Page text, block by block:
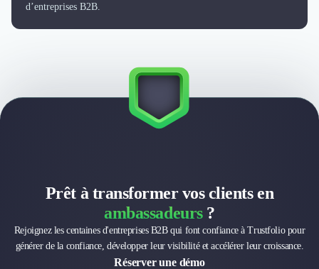
d’entreprises B2B.
Prêt à transformer vos clients en
ambassadeurs?
Rejoignez les centaines d'entreprises B2B qui font confiance à Trustfolio pour
générer de la confiance, développer leur visibilité et accélérer leur croissance.
Réserver une démo